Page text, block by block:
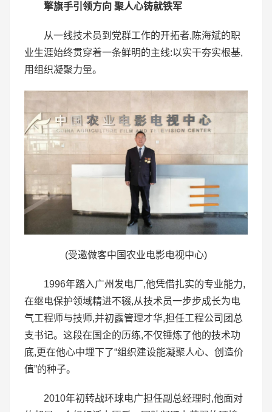
擎旗手引领方向 聚人心铸就铁军
从一线技术员到党群工作的开拓者,陈海斌的职
业生涯始终贯穿着一条鲜明的主线:以实干夯实根基,
用组织凝聚力量。
(受邀做客中国农业电影电视中心)
1996年踏入广州发电厂,他凭借扎实的专业能力,
在继电保护领域精进不辍,从技术员一步步成长为电
气工程师与技师,并初露管理才华,担任工程公司团总
支书记。这段在国企的历练,不仅锤炼了他的技术功
底,更在他心中埋下了“组织建设能凝聚人心、创造价
值”的种子。
2010年初转战环球电广担任副总经理时,他面对